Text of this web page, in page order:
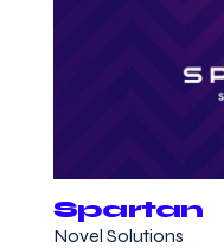
Spartan
Novel Solutions